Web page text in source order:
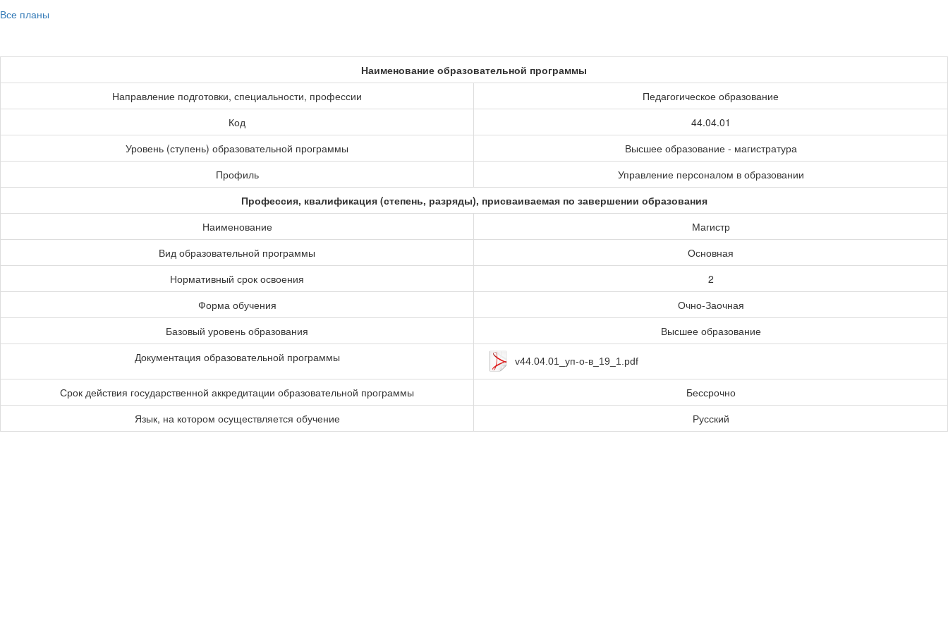
Все планы
Наименование образовательной программы
Направление подготовки, специальности, профессии
Педагогическое образование
Код
44.04.01
Уровень (ступень) образовательной программы
Высшее образование - магистратура
Профиль
Управление персоналом в образовании
Профессия, квалификация (степень, разряды), присваиваемая по завершении образования
Наименование
Магистр
Вид образовательной программы
Основная
Нормативный срок освоения
2
Форма обучения
Очно-Заочная
Базовый уровень образования
Высшее образование
Документация образовательной программы
v44.04.01_уп-о-в_19_1.pdf
Срок действия государственной аккредитации образовательной программы
Бессрочно
Язык, на котором осуществляется обучение
Русский